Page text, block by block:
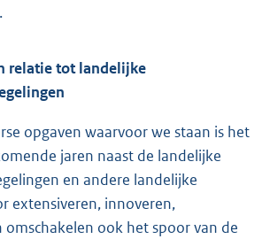
relatie tot landelijke
opgaven waarvoor we staan is het
jaren naast de landelijke
en andere landelijke
extensiveren, innoveren,
omschakelen ook het spoor van de